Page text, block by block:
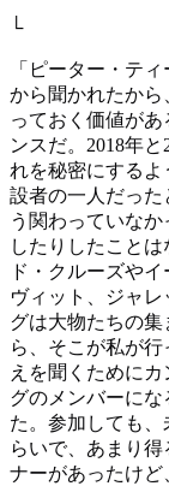
└
「ピーター・テ
から聞かれたか
っておく価値が
ンスだ。2018年
れを秘密にするよ
設者の一人だった
う関わっていな
したりしたこと
ド・クルーズや
ヴィット、ジャ
グは大物たちの
ら、そこが私が
えを聞くために
グのメンバーに
た。参加しても、
らいで、あまり
ナーがあったけど